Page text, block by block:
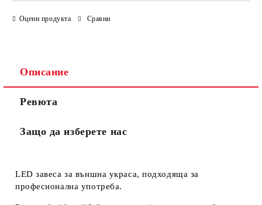
Моля, проверете дали сте изписали правилно
"Купи сега", Вие се съгласявате с
Оцени продукта Сравни
Описание
Ревюта
Защо да изберете нас
LED завеса за външна украса, подходяща за
професионална употреба.